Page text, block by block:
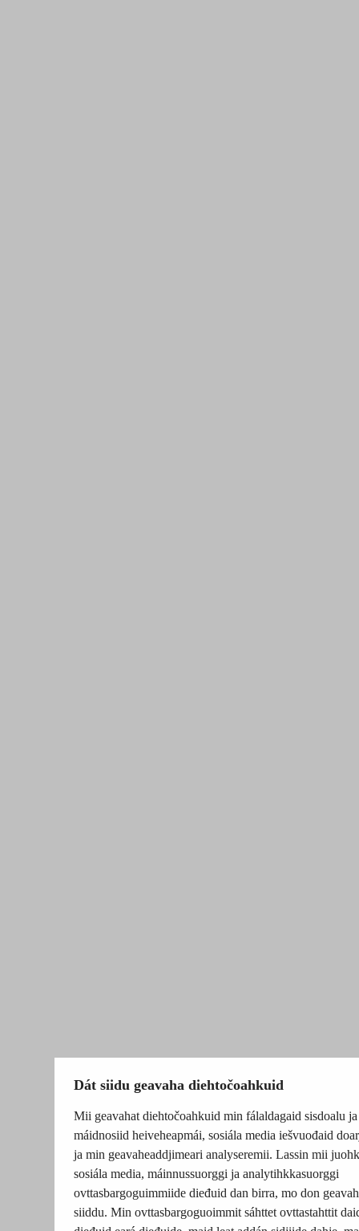
Dát siidu geavaha diehtočoahkuid
Mii geavahat diehtočoahkuid min fálaldagaid sisdoalu ja
máidnosiid heiveheapmái, sosiála media iešvuođaid
ja min geavaheaddjimeari analyseremii. Lassin mii
sosiála media, máinnussuorggi ja analytihkkasuorggi
ovttasbargoguimmiide dieđuid dan birra, mo don
siiddu. Min ovttasbargoguoimmit sáhttet ovttastahttit